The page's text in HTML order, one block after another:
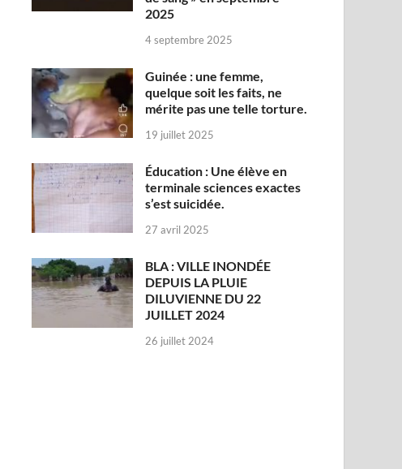
2025
4 septembre 2025
Guinée : une femme,
quelque soit les faits, ne
mérite pas une telle torture.
19 juillet 2025
Éducation : Une élève en
terminale sciences exactes
s’est suicidée.
27 avril 2025
BLA : VILLE INONDÉE
DEPUIS LA PLUIE
DILUVIENNE DU 22
JUILLET 2024
26 juillet 2024